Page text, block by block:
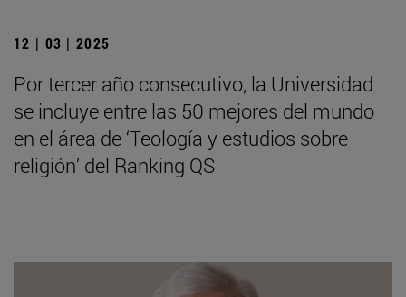
12 | 03 | 2025
Por tercer año consecutivo, la Universidad
se incluye entre las 50 mejores del mundo
en el área de ‘Teología y estudios sobre
religión’ del Ranking QS